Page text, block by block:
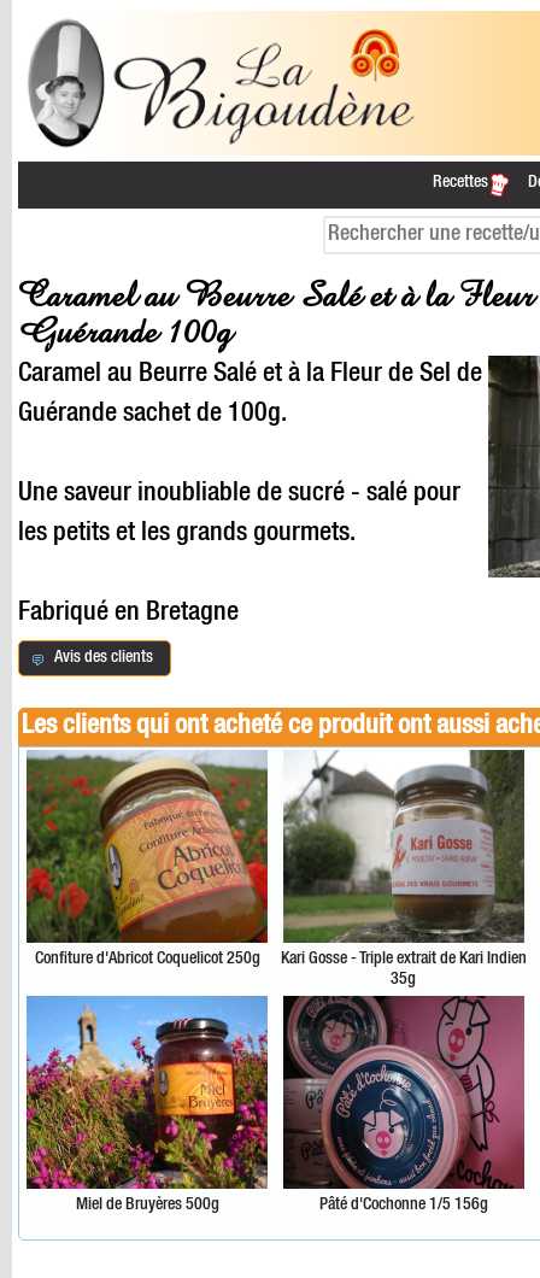
Recettes
Caramel au Beurre Salé et à la Fleur
Guérande 100g
Caramel au Beurre Salé et à la Fleur de Sel de
Guérande sachet de 100g.
Une saveur inoubliable de sucré - salé pour
les petits et les grands gourmets.
Fabriqué en Bretagne
Avis des clients
Les clients qui ont acheté ce produit ont aussi
Confiture d'Abricot Coquelicot 250g
Kari Gosse - Triple extrait de Kari Indien
35g
Miel de Bruyères 500g Pâté d'Cochonne 1/5 156g